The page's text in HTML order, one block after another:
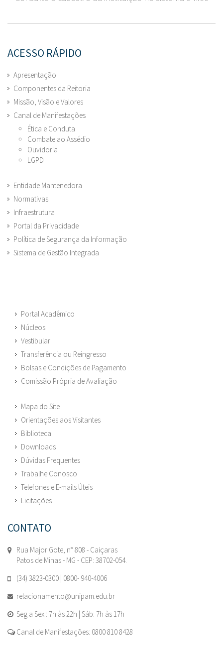
ACESSO RÁPIDO
Apresentação
Componentes da Reitoria
Missão, Visão e Valores
Canal de Manifestações
Ética e Conduta
Combate ao Assédio
Ouvidoria
LGPD
Entidade Mantenedora
Normativas
Infraestrutura
Portal da Privacidade
Política de Segurança da Informação
Sistema de Gestão Integrada
Portal Acadêmico
Núcleos
Vestibular
Transferência ou Reingresso
Bolsas e Condições de Pagamento
Comissão Própria de Avaliação
Mapa do Site
Orientações aos Visitantes
Biblioteca
Downloads
Dúvidas Frequentes
Trabalhe Conosco
Telefones e E-mails Úteis
Licitações
CONTATO
Rua Major Gote, n° 808 - Caiçaras
Patos de Minas - MG - CEP: 38702-054.
(34) 3823-0300 | 0800- 940-4006
relacionamento@unipam.edu.br
Seg a Sex : 7h às 22h | Sáb: 7h às 17h
Canal de Manifestações: 0800 810 8428